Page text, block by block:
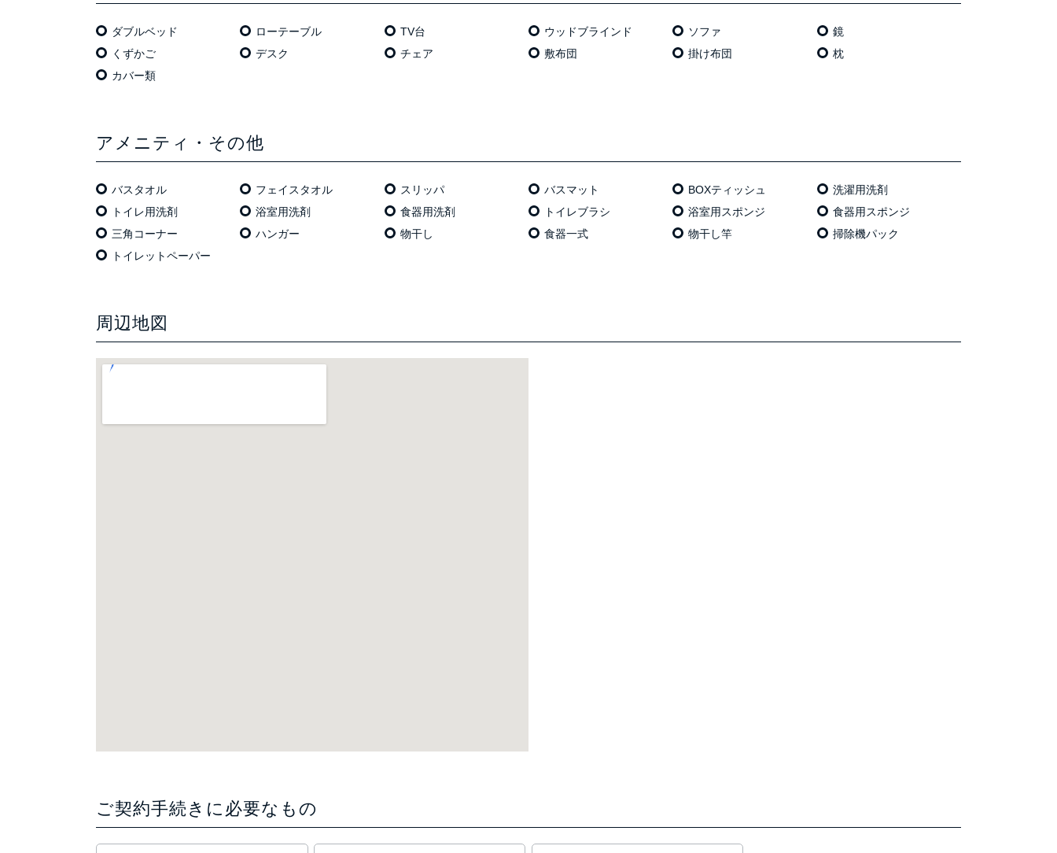
ダブルベッド ローテーブル TV台 ウッドブラインド ソファ
鏡
くずかご
デスク チェア 敷布団 掛け布団
枕
カバー類
アメニティ・その他
バスタオル フェイスタオル スリッパ バスマット BOXティッシュ
洗濯用洗剤
トイレ用洗剤
浴室用洗剤 食器用洗剤 トイレブラシ 浴室用スポンジ
食器用スポンジ
三角コーナー
ハンガー 物干し 食器一式 物干し竿
掃除機パック
トイレットペーパー
周辺地図
ご契約手続きに必要なもの